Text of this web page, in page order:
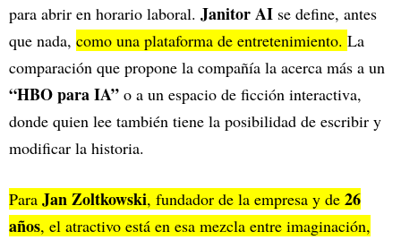
para abrir en horario laboral. Janitor AI se define, antes
que nada, como una plataforma de entretenimiento. La
comparación que propone la compañía la acerca más a un
“HBO para IA” o a un espacio de ficción interactiva,
donde quien lee también tiene la posibilidad de escribir y
modificar la historia.
Para Jan Zoltkowski, fundador de la empresa y de 26
años, el atractivo está en esa mezcla entre imaginación,